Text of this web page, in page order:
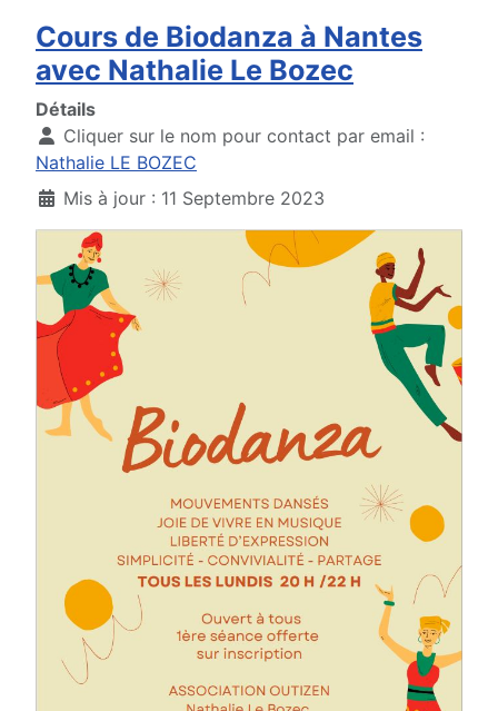
Cours de Biodanza à Nantes
avec Nathalie Le Bozec
Détails
Cliquer sur le nom pour contact par email :
Nathalie LE BOZEC
Mis à jour : 11 Septembre 2023